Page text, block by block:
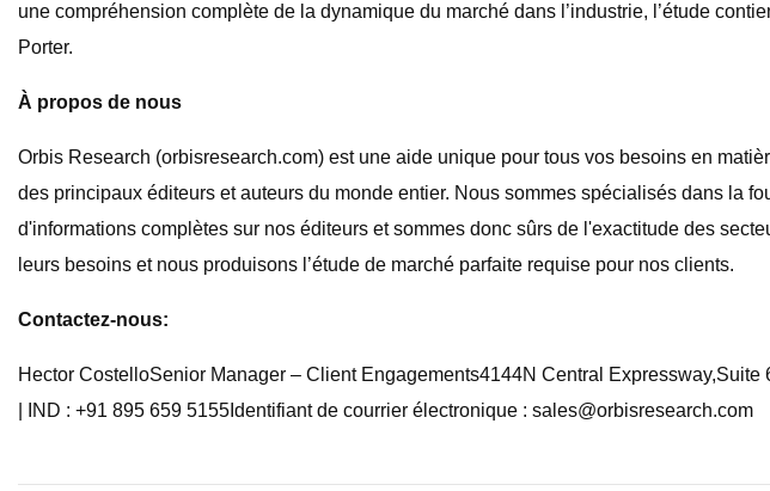
une compréhension complète de la dynamique du marché dans l’industrie, l’étude
Porter.
À propos de nous
Orbis Research (orbisresearch.com) est une aide unique pour tous vos besoins en
des principaux éditeurs et auteurs du monde entier. Nous sommes spécialisés dans la
d'informations complètes sur nos éditeurs et sommes donc sûrs de l'exactitude des
leurs besoins et nous produisons l’étude de marché parfaite requise pour nos clients.
Contactez-nous:
Hector CostelloSenior Manager – Client Engagements4144N Central
| IND : +91 895 659 5155Identifiant de courrier électronique : sales@orbisresearch.com